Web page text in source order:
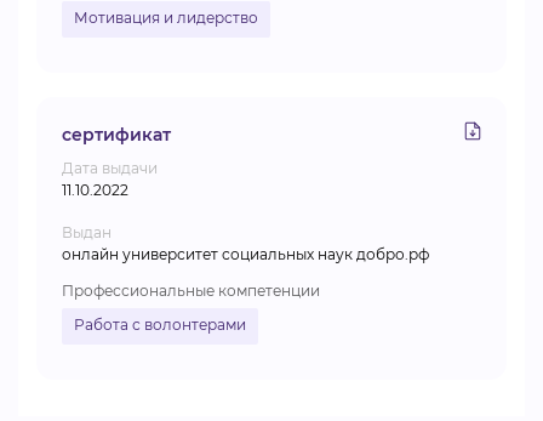
Мотивация и лидерство
сертификат
Дата выдачи
11.10.2022
Выдан
онлайн университет социальных наук добро.рф
Профессиональные компетенции
Работа с волонтерами